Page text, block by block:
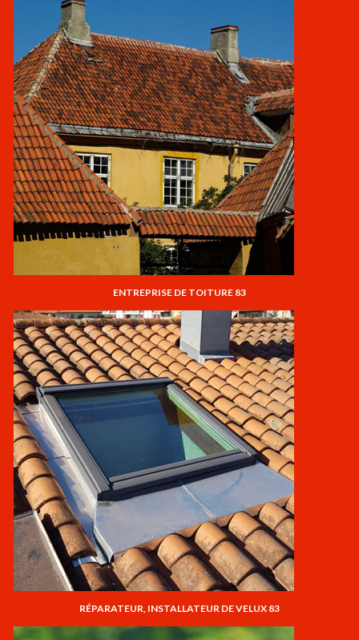
ENTREPRISE DE TOITURE 83
RÉPARATEUR, INSTALLATEUR DE VELUX 83